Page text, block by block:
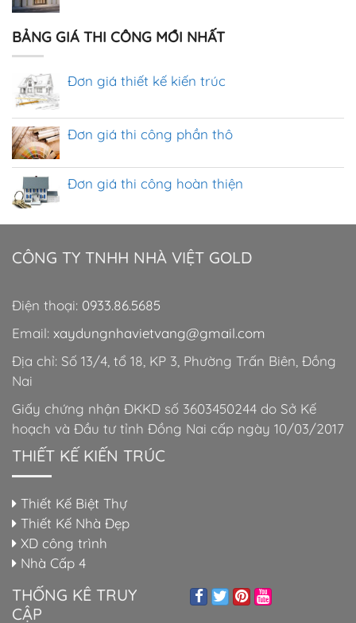
BẢNG GIÁ THI CÔNG MỚI NHẤT
Đơn giá thiết kế kiến trúc
Đơn giá thi công phần thô
Đơn giá thi công hoàn thiện
CÔNG TY TNHH NHÀ VIỆT GOLD
Điện thoại: 0933.86.5685
Email: xaydungnhavietvang@gmail.com
Địa chỉ: Số 13/4, tổ 18, KP 3, Phường Trấn Biên, Đồng
Nai
Giấy chứng nhận ĐKKD số 3603450244 do Sở Kế
hoạch và Đầu tư tỉnh Đồng Nai cấp ngày 10/03/2017
THIẾT KẾ KIẾN TRÚC
Thiết Kế Biệt Thự
Thiết Kế Nhà Đẹp
XD công trình
Nhà Cấp 4
THỐNG KÊ TRUY
CẬP